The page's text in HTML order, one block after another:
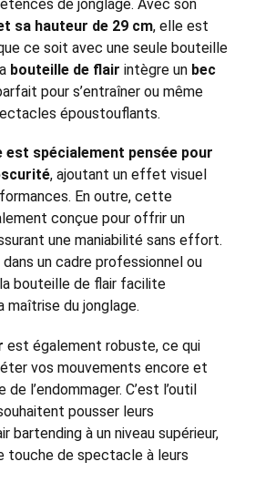
de jonglage. Avec son
sa hauteur de 29 cm, elle est
ce soit avec une seule bouteille
bouteille de flair intègre un bec
pour s’entraîner ou même
époustouflants.
est spécialement pensée pour
, ajoutant un effet visuel
En outre, cette
conçue pour offrir un
une maniabilité sans effort.
un cadre professionnel ou
bouteille de flair facilite
maîtrise du jonglage.
est également robuste, ce qui
vos mouvements encore et
l’endommager. C’est l’outil
pousser leurs
bartending à un niveau supérieur,
touche de spectacle à leurs